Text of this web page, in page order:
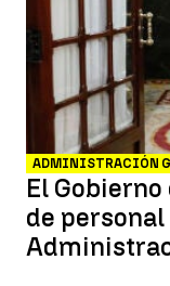
ADMINISTRACIÓN
El
de